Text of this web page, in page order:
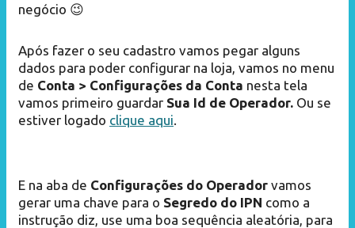
negócio 😉
Após fazer o seu cadastro vamos pegar alguns
dados para poder configurar na loja, vamos no menu
de Conta > Configurações da Conta nesta tela
vamos primeiro guardar Sua Id de Operador. Ou se
estiver logado clique aqui.
E na aba de Configurações do Operador vamos
gerar uma chave para o Segredo do IPN como a
instrução diz, use uma boa sequência aleatória, para